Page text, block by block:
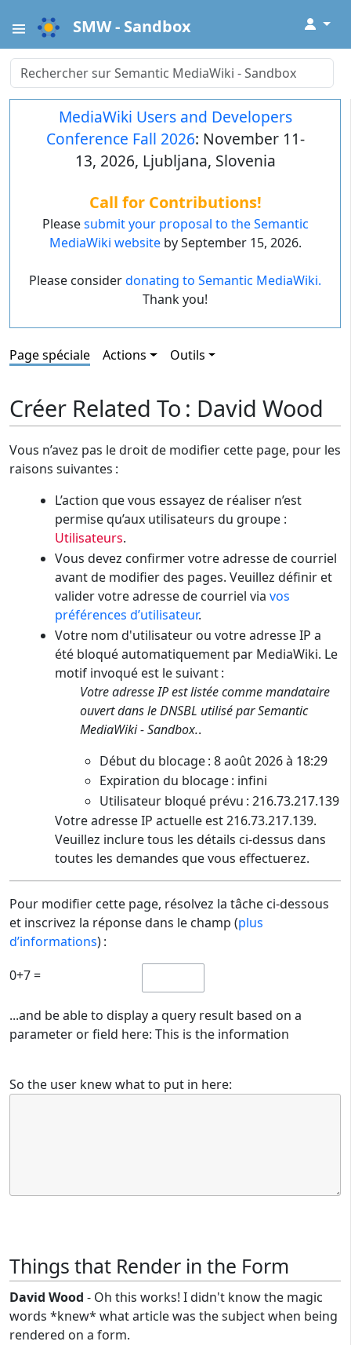
SMW - Sandbox ↓
MediaWiki Users and Developers
Conference Fall 2026: November 11-
13, 2026, Ljubljana, Slovenia
Call for Contributions!
Pleasesubmit your proposal to the Semantic
MediaWiki websiteby September 15, 2026.
Please considerdonating to Semantic MediaWiki.
Thank you!
Page spéciale Actions Outils
Créer Related To : David Wood
Vous n’avez pas le droit de modifier cette page, pour les
raisons suivantes :
L’action que vous essayez de réaliser n’est
permise qu’aux utilisateurs du groupe :
Utilisateurs.
Vous devez confirmer votre adresse de courriel
avant de modifier des pages. Veuillez définir et
valider votre adresse de courriel via vos
préférences d’utilisateur.
Votre nom d'utilisateur ou votre adresse IP a
été bloqué automatiquement par MediaWiki. Le
motif invoqué est le suivant :
Votre adresse IP est listée comme mandataire
ouvert dans le DNSBL utilisé par Semantic
MediaWiki - Sandbox..
Début du blocage : 8 août 2026 à 18:29
Expiration du blocage : infini
Utilisateur bloqué prévu : 216.73.217.139
Votre adresse IP actuelle est 216.73.217.139.
Veuillez inclure tous les détails ci-dessus dans
toutes les demandes que vous effectuerez.
Pour modifier cette page, résolvez la tâche ci-dessous
et inscrivez la réponse dans le champ (plus
d’informations) :
0+7 =
...and be able to display a query result based on a
parameter or field here: This is the information
So the user knew what to put in here:
Things that Render in the Form
David Wood - Oh this works! I didn't know the magic
words *knew* what article was the subject when being
rendered on a form.